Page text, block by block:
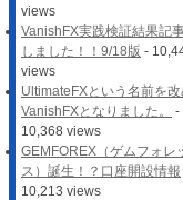
views
VanishFX実践検証結果記
しました！！9/18版 -
views
UltimateFXという名前を改
VanishFXとなりました。
-
10,368 views
GEMFOREX（ゲムフォレ
ス）誕生！？口座開設情報
10,213 views